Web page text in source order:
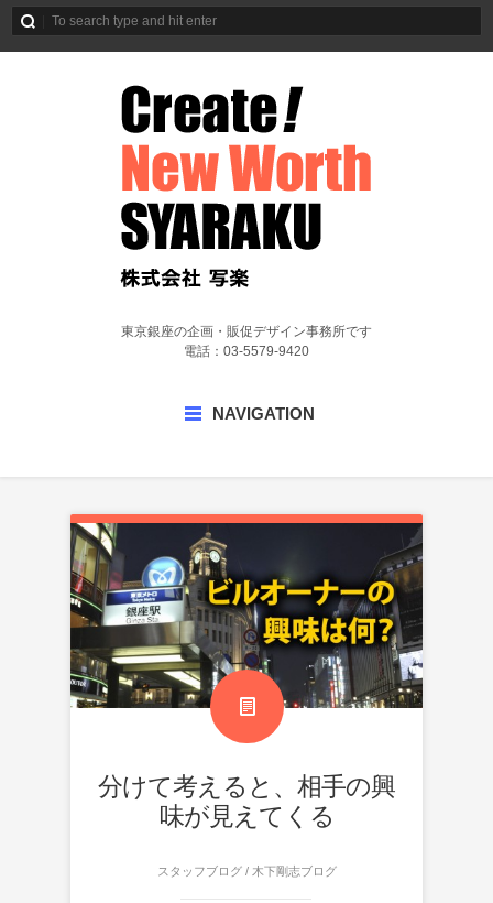
東京銀座の企画・販促デザイン事務所です
電話：03-5579-9420
NAVIGATION
分けて考えると、相手の興
味が見えてくる
スタッフブログ/ 木下剛志ブログ